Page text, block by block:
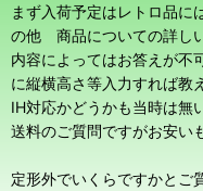
まず入荷予定はレトロ品
の他 商品についての詳し
内容によってはお答えが
に縦横高さ等入力すれば教
IH対応かどうかも当時は無
送料のご質問ですがお安い
定形外でいくらですかと